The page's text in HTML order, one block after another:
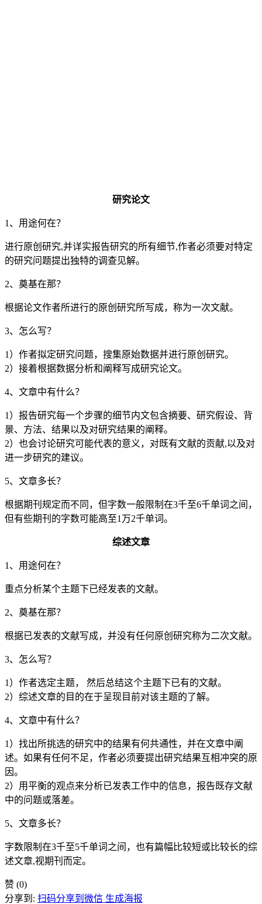
研究论文
1、用途何在？
进行原创研究,并详实报告研究的所有细节,作者必须要对特定
的研究问题提出独特的调查见解。
2、奠基在那？
根据论文作者所进行的原创研究所写成，称为一次文献。
3、怎么写？
1）作者拟定研究问题，搜集原始数据并进行原创研究。
2）接着根据数据分析和阐释写成研究论文。
4、文章中有什么？
1）报告研究每一个步骤的细节内文包含摘要、研究假设、背
景、方法、结果以及对研究结果的阐释。
2）也会讨论研究可能代表的意义，对既有文献的贡献,以及对
进一步研究的建议。
5、文章多长？
根据期刊规定而不同，但字数一般限制在3千至6千单词之间，
但有些期刊的字数可能高至1万2千单词。
综述文章
1、用途何在？
重点分析某个主题下已经发表的文献。
2、奠基在那？
根据已发表的文献写成，并没有任何原创研究称为二次文献。
3、怎么写？
1）作者选定主题， 然后总结这个主题下已有的文献。
2）综述文章的目的在于呈现目前对该主题的了解。
4、文章中有什么？
1）找出所挑选的研究中的结果有何共通性，并在文章中阐
述。如果有任何不足，作者必须要提出研究结果互相冲突的原
因。
2）用平衡的观点来分析已发表工作中的信息，报告既存文献
中的问题或落差。
5、文章多长？
字数限制在3千至5千单词之间，也有篇幅比较短或比较长的综
述文章,视期刊而定。
赞 (0)
分享到: 扫码分享到微信 生成海报